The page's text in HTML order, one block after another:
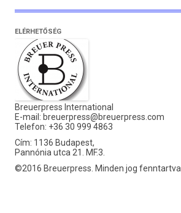
ELÉRHETŐSÉG
Breuerpress International
E-mail: breuerpress@breuerpress.com
Telefon: +36 30 999 4863
Cím: 1136 Budapest,
Pannónia utca 21. MF.3.
©2016 Breuerpress. Minden jog fenntartva.